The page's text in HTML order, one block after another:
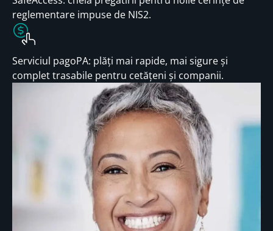
reglementare impuse de NIS2.
Serviciul pagoPA: plăți mai rapide, mai sigure și
complet trasabile pentru cetățeni și companii.